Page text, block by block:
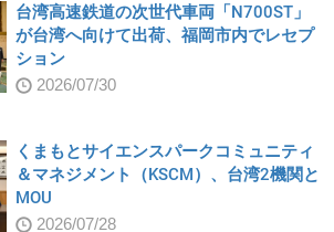
台湾高速鉄道の次世代車両「N700ST」
が台湾へ向けて出荷、福岡市内でレセプ
ション
2026/07/30
くまもとサイエンスパークコミュニティ
＆マネジメント（KSCM）、台湾2機関と
MOU
2026/07/28